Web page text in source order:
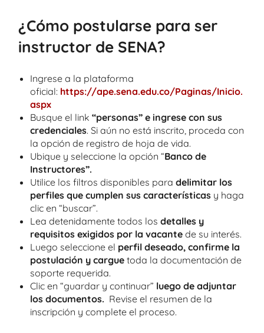
¿Cómo postularse para ser
instructor de SENA?
Ingrese a la plataforma
oficial: https://ape.sena.edu.co/Paginas/Inicio.
aspx
Busque el link “personas” e ingrese con sus
credenciales. Si aún no está inscrito, proceda con
la opción de registro de hoja de vida.
Ubique y seleccione la opción “Banco de
Instructores”.
Utilice los filtros disponibles para delimitar los
perfiles que cumplen sus características y haga
clic en “buscar”.
Lea detenidamente todos los detalles y
requisitos exigidos por la vacante de su interés.
Luego seleccione el perfil deseado, confirme la
postulación y cargue toda la documentación de
soporte requerida.
Clic en “guardar y continuar” luego de adjuntar
los documentos. Revise el resumen de la
inscripción y complete el proceso.